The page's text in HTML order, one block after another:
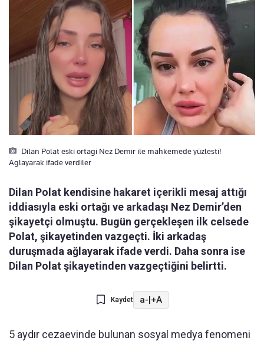
Dilan Polat eski ortagi Nez Demir ile mahkemede yüzlesti!
Aglayarak ifade verdiler
Dilan Polat kendisine hakaret içerikli mesaj attığı
iddiasıyla eski ortağı ve arkadaşı Nez Demir’den
şikayetçi olmuştu. Bugün gerçekleşen ilk celsede
Polat, şikayetinden vazgeçti. İki arkadaş
duruşmada ağlayarak ifade verdi. Daha sonra ise
Dilan Polat şikayetinden vazgeçtiğini belirtti.
Kaydet a-|+A
5 aydır cezaevinde bulunan sosyal medya fenomeni